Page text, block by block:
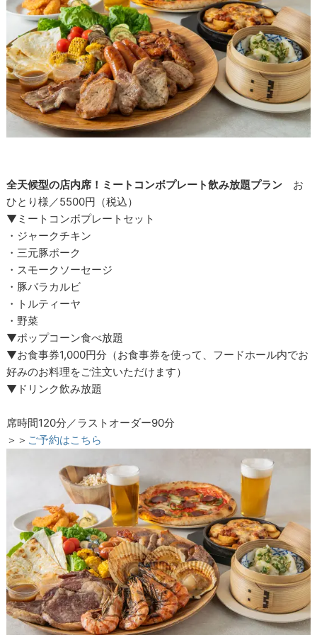
全天候型の店内席！ミートコンボプレート飲み放題プラン お
ひとり様／5500円（税込）
▼ミートコンボプレートセット
・ジャークチキン
・三元豚ポーク
・スモークソーセージ
・豚バラカルビ
・トルティーヤ
・野菜
▼ポップコーン食べ放題
▼お食事券1,000円分（お食事券を使って、フードホール内でお
好みのお料理をご注文いただけます）
▼ドリンク飲み放題
席時間120分／ラストオーダー90分
＞＞ ご予約はこちら